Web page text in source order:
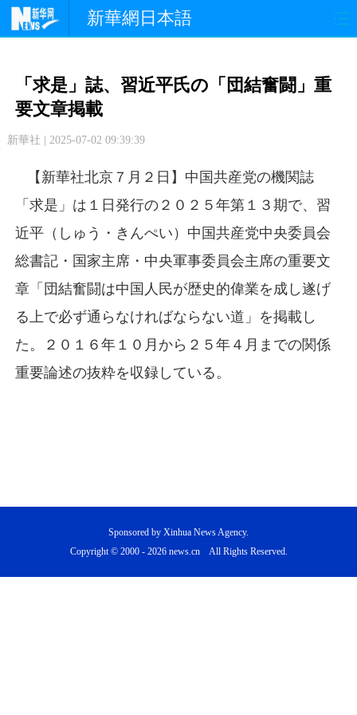
新華網日本語
文 化
中日交流
写 真
「求是」誌、習近平氏の「団結奮闘」重
要文章掲載
新華社 | 2025-07-02 09:39:39
【新華社北京７月２日】中国共産党の機関誌
「求是」は１日発行の２０２５年第１３期で、習
近平（しゅう・きんぺい）中国共産党中央委員会
総書記・国家主席・中央軍事委員会主席の重要文
章「団結奮闘は中国人民が歴史的偉業を成し遂げ
る上で必ず通らなければならない道」を掲載し
た。２０１６年１０月から２５年４月までの関係
重要論述の抜粋を収録している。
Sponsored by Xinhua News Agency.
Copyright © 2000 - 2026 news.cn All Rights Reserved.